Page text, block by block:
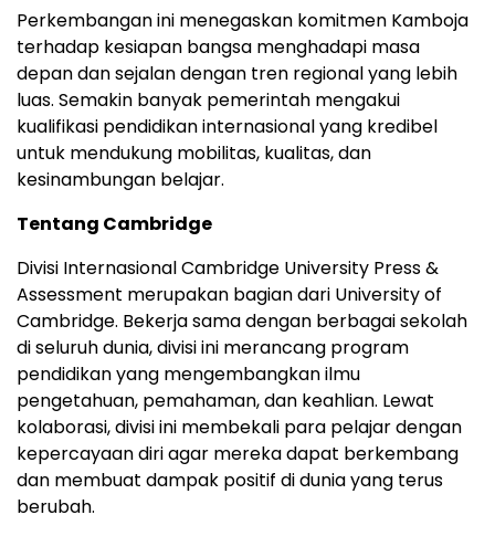
Perkembangan ini menegaskan komitmen Kamboja
terhadap kesiapan bangsa menghadapi masa
depan dan sejalan dengan tren regional yang lebih
luas. Semakin banyak pemerintah mengakui
kualifikasi pendidikan internasional yang kredibel
untuk mendukung mobilitas, kualitas, dan
kesinambungan belajar.
Tentang Cambridge
Divisi InternasionalCambridge University Press &
Assessment merupakan bagian dari University of
Cambridge. Bekerja sama dengan berbagai sekolah
di seluruh dunia, divisi ini merancang program
pendidikan yang mengembangkan ilmu
pengetahuan, pemahaman, dan keahlian. Lewat
kolaborasi, divisi ini membekali para pelajar dengan
kepercayaan diri agar mereka dapat berkembang
dan membuat dampak positif di dunia yang terus
berubah.